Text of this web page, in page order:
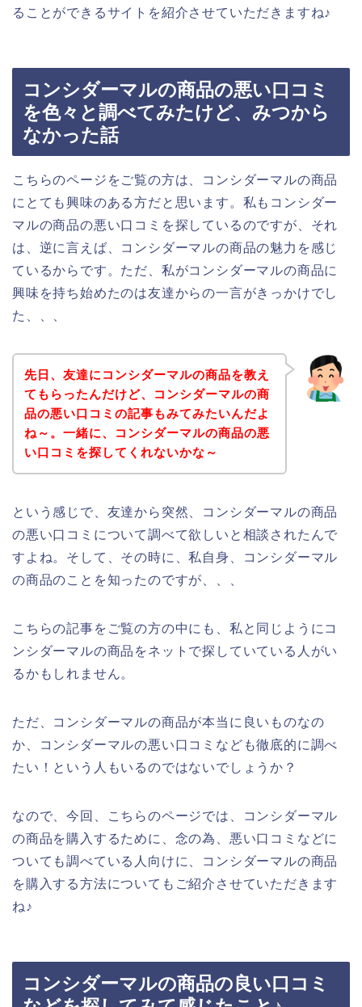
ることができるサイトを紹介させていただきますね♪
コンシダーマルの商品の悪い口コミ
を色々と調べてみたけど、みつから
なかった話
こちらのページをご覧の方は、コンシダーマルの商品
にとても興味のある方だと思います。私もコンシダー
マルの商品の悪い口コミを探しているのですが、それ
は、逆に言えば、コンシダーマルの商品の魅力を感じ
ているからです。ただ、私がコンシダーマルの商品に
興味を持ち始めたのは友達からの一言がきっかけでし
た、、、
先日、友達にコンシダーマルの商品を教え
てもらったんだけど、コンシダーマルの商
品の悪い口コミの記事もみてみたいんだよ
ね～。一緒に、コンシダーマルの商品の悪
い口コミを探してくれないかな～
という感じで、友達から突然、コンシダーマルの商品
の悪い口コミについて調べて欲しいと相談されたんで
すよね。そして、その時に、私自身、コンシダーマル
の商品のことを知ったのですが、、、
こちらの記事をご覧の方の中にも、私と同じようにコ
ンシダーマルの商品をネットで探していている人がい
るかもしれません。
ただ、コンシダーマルの商品が本当に良いものなの
か、コンシダーマルの悪い口コミなども徹底的に調べ
たい！という人もいるのではないでしょうか？
なので、今回、こちらのページでは、コンシダーマル
の商品を購入するために、念の為、悪い口コミなどに
ついても調べている人向けに、コンシダーマルの商品
を購入する方法についてもご紹介させていただきます
ね♪
コンシダーマルの商品の良い口コミ